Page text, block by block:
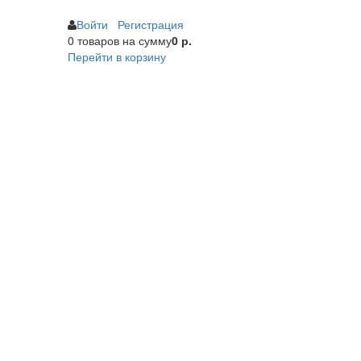
Войти
Регистрация
0 товаровна сумму0 р.
Перейти в корзину